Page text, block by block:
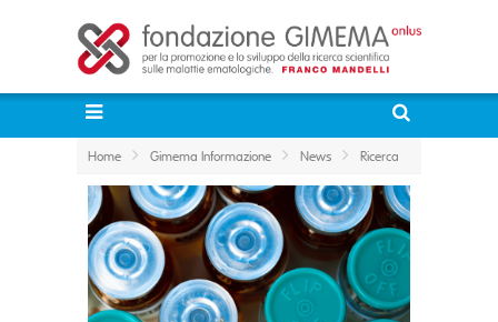
Home Gimema Informazione News Ricerca